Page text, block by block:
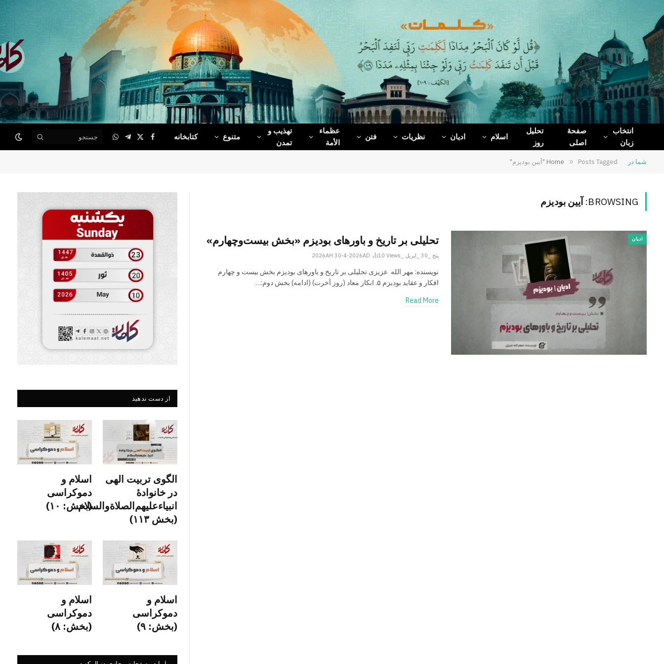
Facebook
X
(Twitter)
Telegram
WhatsApp
انتخاب
زبان
صفحۀ
اصلی
تحلیل
روز
اسلام ادیان نظریات فتن
عظماء‌
الأمة
تهذیب و
تمدن
متنوع کتابخانه Facebook
X
(Twitter)
Telegram
WhatsApp
شما در Home » Posts Tagged "آیین بودیزم"
BROWSING: آیین بودیزم
ادیان تحلیلی بر تاریخ و باورهای بودیزم «بخش بیست‌وچهارم»
پنج _30 _اپریل _2026AH 30-4-2026AD 10Views
نویسنده: مهر الله عزیزی تحلیلی بر تاریخ و باورهای بودیزم بخش بیست و چهارم
افکار و عقاید بودیزم ۵. انکار معاد (روز آخرت) (ادامه) بخش دوم:…
Read More
از دست ندهید
الگوی تربیت الهی
در خانوادۀ
انبیاءعلیهم‌الصلاةو‌السلام
(بخش ۱۱۳)
اسلام و
دموکراسی
(بخش: ۱۰)
اسلام و
دموکراسی
(بخش: ۹)
اسلام و
دموکراسی
(بخش: ۸)